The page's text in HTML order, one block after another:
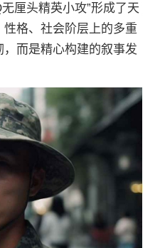
厘头精英小攻”形成了天
格、社会阶层上的多重
而是精心构建的叙事发